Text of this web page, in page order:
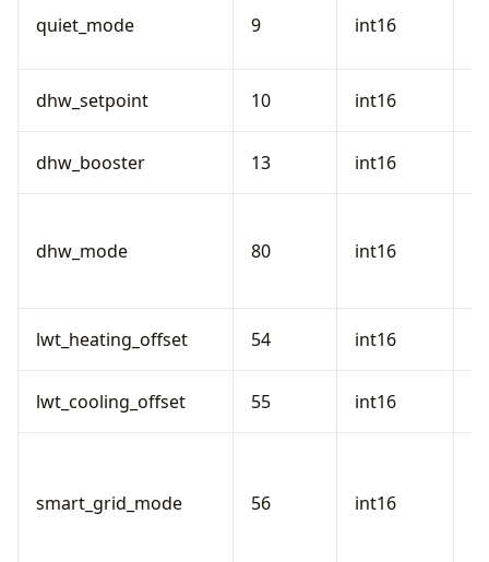
quiet_mode 9 int16
dhw_setpoint 10 int16
dhw_booster 13 int16
dhw_mode 80 int16
lwt_heating_offset 54 int16
lwt_cooling_offset 55 int16
smart_grid_mode 56 int16